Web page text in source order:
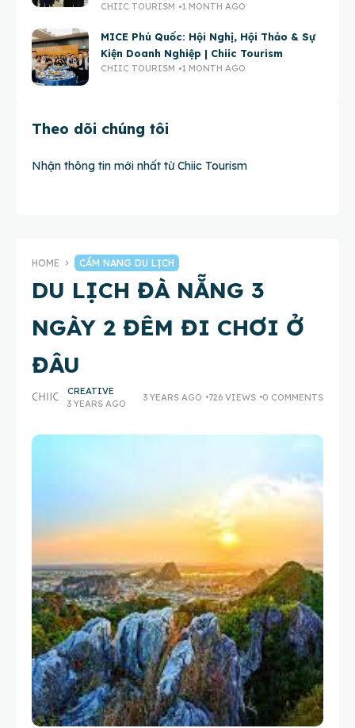
CHIIC TOURISM 1 MONTH AGO
MICE Phú Quốc: Hội Nghị, Hội Thảo & Sự
Kiện Doanh Nghiệp | Chiic Tourism
CHIIC TOURISM 1 MONTH AGO
Theo dõi chúng tôi
Nhận thông tin mới nhất từ Chiic Tourism
HOME CẨM NANG DU LỊCH
DU LỊCH ĐÀ NẴNG 3
NGÀY 2 ĐÊM ĐI CHƠI Ở
ĐÂU
CREATIVE
3 YEARS AGO
3 YEARS AGO 726 VIEWS 0 COMMENTS